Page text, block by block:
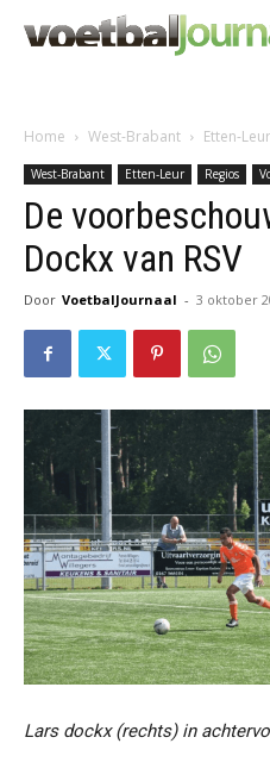
Home West-Brabant Etten-Leur
West-Brabant Etten-Leur Regios
De
Dockx van RSV
Door VoetbalJournaal - 3 oktober
Lars dockx (rechts) in